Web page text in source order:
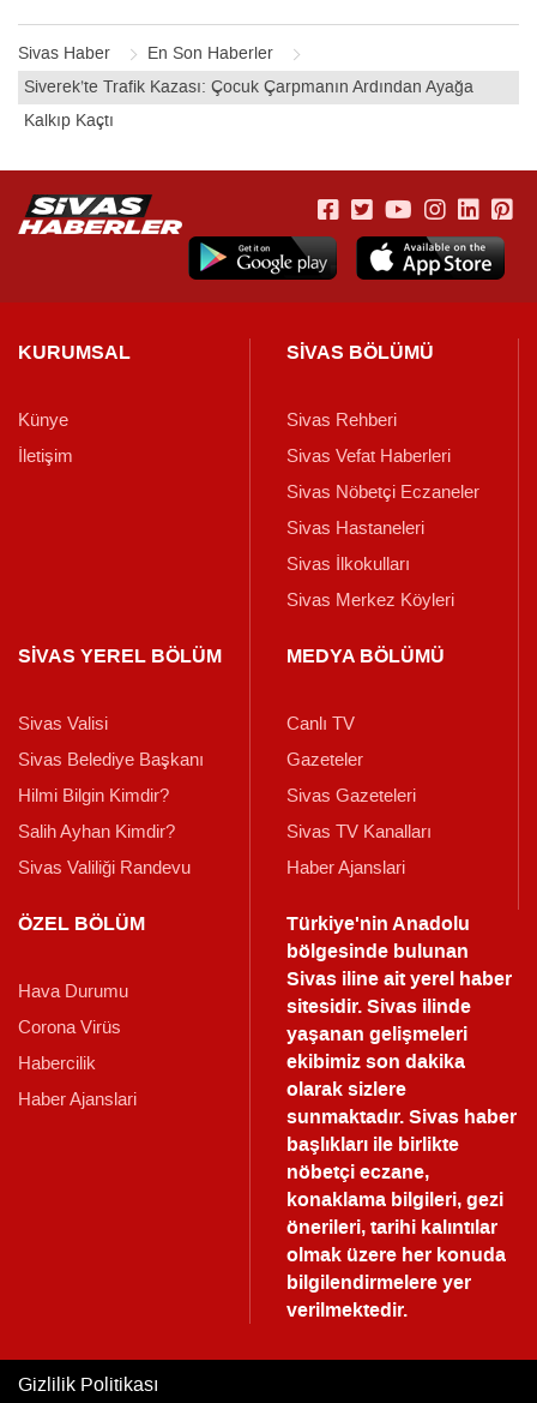
Sivas Haber
En Son Haberler
Siverek’te Trafik Kazası: Çocuk Çarpmanın Ardından Ayağa
Kalkıp Kaçtı
KURUMSAL
Künye
İletişim
SİVAS BÖLÜMÜ
Sivas Rehberi
Sivas Vefat Haberleri
Sivas Nöbetçi Eczaneler
Sivas Hastaneleri
Sivas İlkokulları
Sivas Merkez Köyleri
SİVAS YEREL BÖLÜM
Sivas Valisi
Sivas Belediye Başkanı
Hilmi Bilgin Kimdir?
Salih Ayhan Kimdir?
Sivas Valiliği Randevu
MEDYA BÖLÜMÜ
Canlı TV
Gazeteler
Sivas Gazeteleri
Sivas TV Kanalları
Haber Ajanslari
ÖZEL BÖLÜM
Hava Durumu
Corona Virüs
Habercilik
Haber Ajanslari
Türkiye'nin Anadolu
bölgesinde bulunan
Sivas iline ait yerel haber
sitesidir. Sivas ilinde
yaşanan gelişmeleri
ekibimiz son dakika
olarak sizlere
sunmaktadır.Sivas haber
başlıkları ile birlikte
nöbetçi eczane,
konaklama bilgileri, gezi
önerileri, tarihi kalıntılar
olmak üzere her konuda
bilgilendirmelere yer
verilmektedir.
Gizlilik Politikası